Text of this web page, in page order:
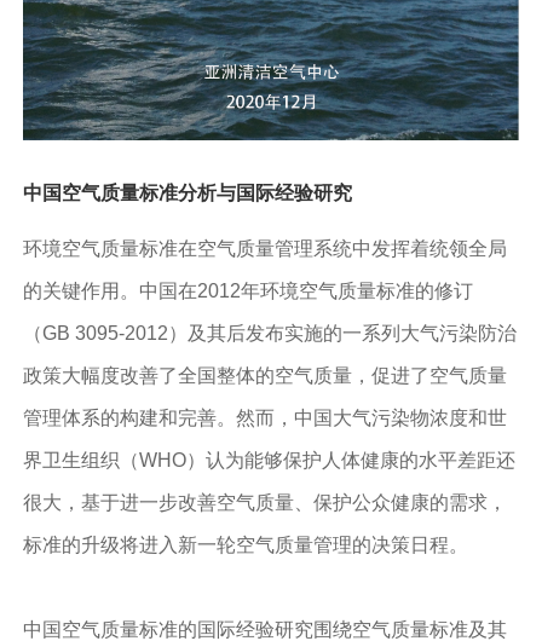
中国空气质量标准分析与国际经验研究
环境空气质量标准在空气质量管理系统中发挥着统领全局
的关键作用。中国在2012年环境空气质量标准的修订
（GB 3095-2012）及其后发布实施的一系列大气污染防治
政策大幅度改善了全国整体的空气质量，促进了空气质量
管理体系的构建和完善。然而，中国大气污染物浓度和世
界卫生组织（WHO）认为能够保护人体健康的水平差距还
很大，基于进一步改善空气质量、保护公众健康的需求，
标准的升级将进入新一轮空气质量管理的决策日程。
中国空气质量标准的国际经验研究围绕空气质量标准及其